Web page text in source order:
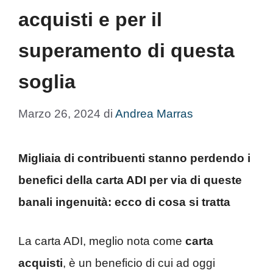
acquisti e per il
superamento di questa
soglia
Marzo 26, 2024 di Andrea Marras
Migliaia di contribuenti stanno perdendo i
benefici della carta ADI per via di queste
banali ingenuità: ecco di cosa si tratta
La carta ADI, meglio nota come carta
acquisti, è un beneficio di cui ad oggi